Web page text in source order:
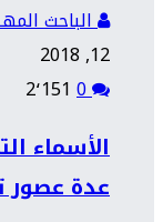
الباحث
12, 2018
0
الأسماء
عدة عصور